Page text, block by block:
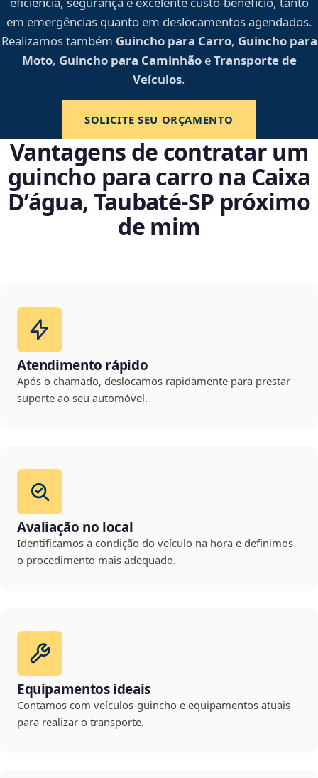
em emergências quanto em deslocamentos agendados.
Realizamos também Guincho para Carro, Guincho para
Moto, Guincho para CaminhãoeTransporte de
Veículos.
SOLICITE SEU ORÇAMENTO
Vantagens de contratar um
guincho para carro na Caixa
D’água, Taubaté‑SP próximo
de mim
Atendimento rápido
Após o chamado, deslocamos rapidamente para prestar
suporte ao seu automóvel.
Avaliação no local
Identificamos a condição do veículo na hora e definimos
o procedimento mais adequado.
Equipamentos ideais
Contamos com veículos-guincho e equipamentos atuais
para realizar o transporte.